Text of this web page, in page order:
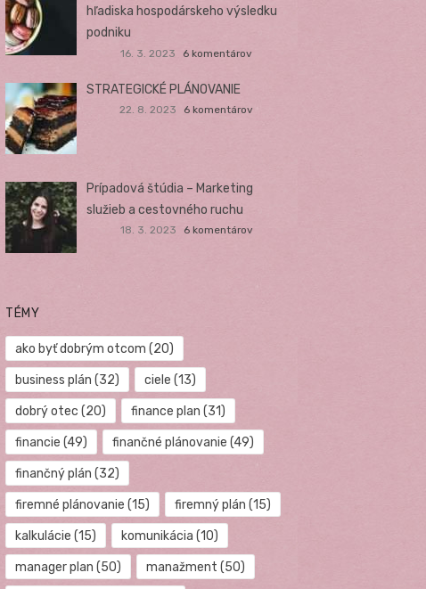
hľadiska hospodárskeho výsledku
podniku
16. 3. 2023 6 komentárov
STRATEGICKÉ PLÁNOVANIE
22. 8. 2023 6 komentárov
Prípadová štúdia – Marketing
služieb a cestovného ruchu
18. 3. 2023 6 komentárov
TÉMY
ako byť dobrým otcom (20)
business plán (32) ciele (13)
dobrý otec (20) finance plan (31)
financie (49) finančné plánovanie (49)
finančný plán (32)
firemné plánovanie (15) firemný plán (15)
kalkulácie (15) komunikácia (10)
manager plan (50) manažment (50)